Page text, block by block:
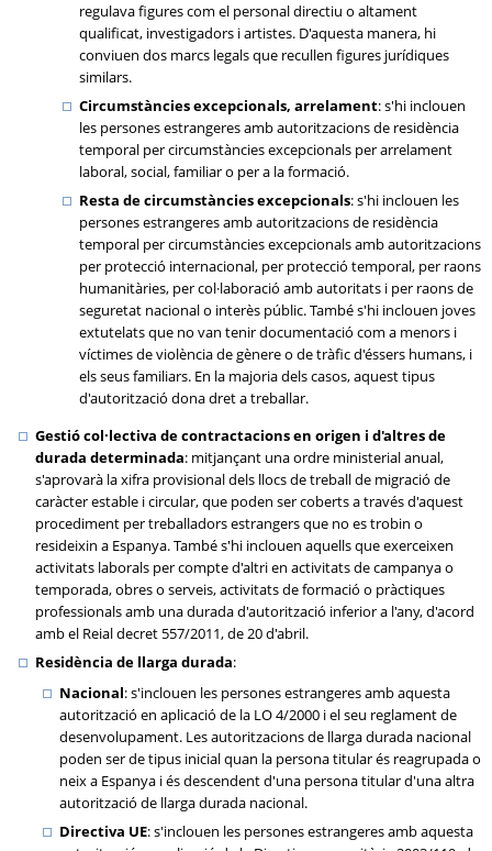
regulava figures com el personal directiu o altament
qualificat, investigadors i artistes. D'aquesta manera, hi
conviuen dos marcs legals que recullen figures jurídiques
similars.
Circumstàncies excepcionals, arrelament: s'hi inclouen
les persones estrangeres amb autoritzacions de residència
temporal per circumstàncies excepcionals per arrelament
laboral, social, familiar o per a la formació.
Resta de circumstàncies excepcionals: s'hi inclouen les
persones estrangeres amb autoritzacions de residència
temporal per circumstàncies excepcionals amb autoritzacions
per protecció internacional, per protecció temporal, per raons
humanitàries, per col·laboració amb autoritats i per raons de
seguretat nacional o interès públic. També s'hi inclouen joves
extutelats que no van tenir documentació com a menors i
víctimes de violència de gènere o de tràfic d'éssers humans, i
els seus familiars. En la majoria dels casos, aquest tipus
d'autorització dona dret a treballar.
Gestió col·lectiva de contractacions en origen i d'altres de
durada determinada: mitjançant una ordre ministerial anual,
s'aprovarà la xifra provisional dels llocs de treball de migració de
caràcter estable i circular, que poden ser coberts a través d'aquest
procediment per treballadors estrangers que no es trobin o
resideixin a Espanya. També s'hi inclouen aquells que exerceixen
activitats laborals per compte d'altri en activitats de campanya o
temporada, obres o serveis, activitats de formació o pràctiques
professionals amb una durada d'autorització inferior a l'any, d'acord
amb el Reial decret 557/2011, de 20 d'abril.
Residència de llarga durada:
Nacional: s'inclouen les persones estrangeres amb aquesta
autorització en aplicació de la LO 4/2000 i el seu reglament de
desenvolupament. Les autoritzacions de llarga durada nacional
poden ser de tipus inicial quan la persona titular és reagrupada o
neix a Espanya i és descendent d'una persona titular d'una altra
autorització de llarga durada nacional.
Directiva UE: s'inclouen les persones estrangeres amb aquesta